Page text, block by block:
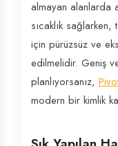
almayan alanlarda
sıcaklık
için pürüzsüz ve
edilmelidir. Geniş
planlıyorsanız,
modern bir kimlik